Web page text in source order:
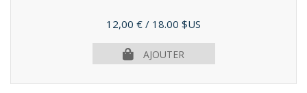
Prix
12,00 € / 18.00 $US
AJOUTER